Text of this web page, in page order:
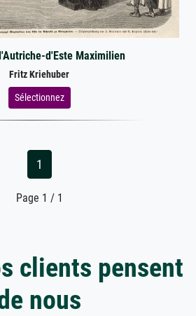
d'Este Maximilien
Fritz Kriehuber
Sélectionnez
1
Page 1 / 1
clients pensent
nous